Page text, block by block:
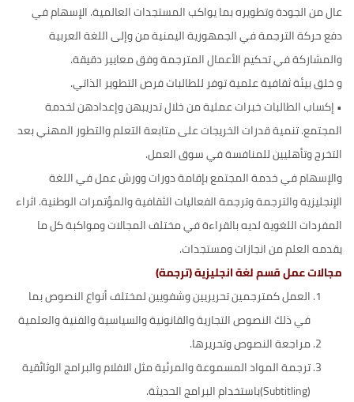
عال من الجودة وتطويره بما يواكب المستجدات العالمية. الإسهام في
دفع حركة الترجمة في الجمهورية اليمنية من وإلى اللغة العربية
والمشاركة في تحكيم الأعمال المترجمة وفق معايير دقيقة.
و خلق بيئة ثقافية علمية توفر للطالبات فرص التطوير الذاتي.
• إكساب الطالبات خبرات عملية من خلال تدريبهن وإعدادهن لخدمة
المجتمع. تنمية قدرات الخريجات على متابعة التعلم والتطور المهني بعد
التخرج وتأهليين للمنافسة في سوق العمل.
والإسهام في خدمة المجتمع بإقامة دورات وورش عمل في اللغة
الإنجليزية والترجمة وترجمة الفعاليات الثقافية والمؤتمرات الوطنية. اثراء
المفردات اللغوية لديه بالقراءة في مختلف المجالات ومواكبة كل ما
يقدمه العلم من انجازات ومستجدات.
مجالات عمل قسم لغة انجليزية (ترجمة)
العمل كمترجمين تحريريين وشفويين لمختلف أنواع النصوص بما
في ذلك النصوص التجارية والقانونية والسياسية والفنية والعلمية
مراجعة النصوص وتحريرها.
ترجمة المواد المسموعة والمرئية مثل الافلام والبرامج الوثائقية
(Subtitling)باستخدام البرامج الحديثة.